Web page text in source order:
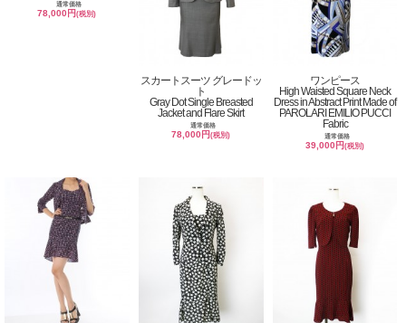
通常価格
78,000円(税別)
スカートスーツ グレードッ
ト
Gray Dot Single Breasted
Jacket and Flare Skirt
通常価格
78,000円(税別)
ワンピース
High Waisted Square Neck
Dress in Abstract Print Made of
PAROLARI EMILIO PUCCI
Fabric
通常価格
39,000円(税別)